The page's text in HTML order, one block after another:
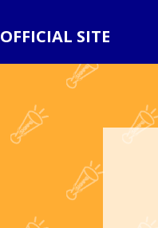
OFFICIAL SITE